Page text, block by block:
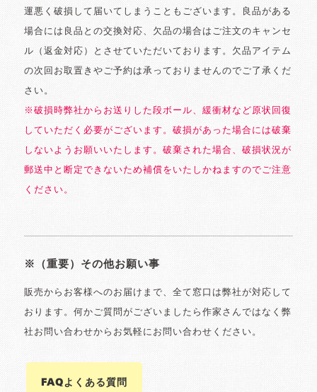
運悪く破損して届いてしまうこともございます。良品がある
場合には良品との交換対応、欠品の場合はご注文のキャンセ
ル（返金対応）とさせていただいております。欠品アイテム
の次回お取置きやご予約は承っておりませんのでご了承くだ
さい。
※破損時弊社からお送りした段ボール、緩衝材など原状回復
していただく必要がございます。破損があった場合には破棄
しないようお願いいたします。破棄された場合、破損状況が
郵送中と断定できないため補償をいたしかねますのでご注意
ください。
※（重要）その他お願い事
販売からお客様へのお届けまで、全て窓口は弊社が対応して
おります。何かご質問がございましたら作家さんではなく弊
社お問い合わせからお気軽にお問い合わせください。
FAQよくある質問